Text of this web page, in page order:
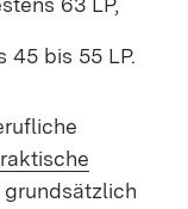
45 bis 55 LP.